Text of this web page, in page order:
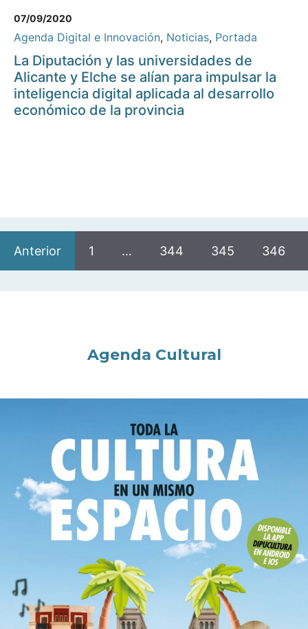
07/09/2020
Agenda Digital e Innovación, Noticias, Portada
La Diputación y las universidades de
Alicante y Elche se alían para impulsar la
inteligencia digital aplicada al desarrollo
económico de la provincia
Anterior 1 … 344 345 346
Agenda Cultural